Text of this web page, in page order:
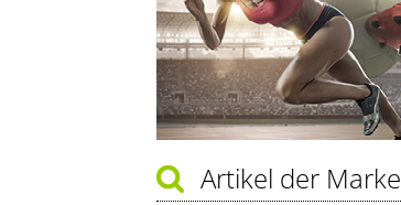
Artikel der Marke